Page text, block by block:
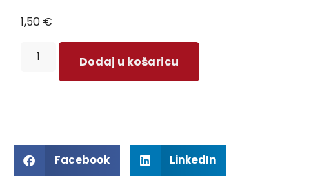
1,50 €
Dodaj u košaricu
Facebook LinkedIn